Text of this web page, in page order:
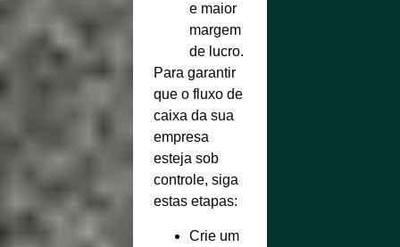
e maior
margem
de lucro.
Para garantir
que o fluxo de
caixa da sua
empresa
esteja sob
controle, siga
estas etapas:
Crie um